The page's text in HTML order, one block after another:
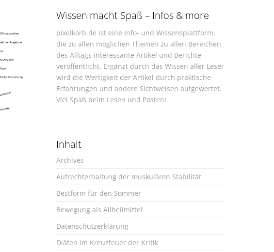
Wissen macht Spaß – Infos & more
pixelkorb.de ist eine Info- und Wissensplattform,
die zu allen möglichen Themen zu allen Bereichen
des Alltags interessante Artikel und Berichte
veröffentlicht. Ergänzt durch das Wissen aller Leser
wird die Wertigkeit der Artikel durch praktische
Erfahrungen und andere Sichtweisen aufgewertet.
Viel Spaß beim Lesen und Posten!
Inhalt
Archives
Aufrechterhaltung der muskulären Stabilität
Bestform für den Sommer
Bewegung als Allheilmittel
Datenschutzerklärung
Diäten im Kreuzfeuer der Kritik